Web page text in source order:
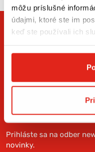
môžu príslušné
údajmi, ktoré ste im
keď ste používali ich
ZÍSKAJTE
Prihláste sa na odber
novinky.